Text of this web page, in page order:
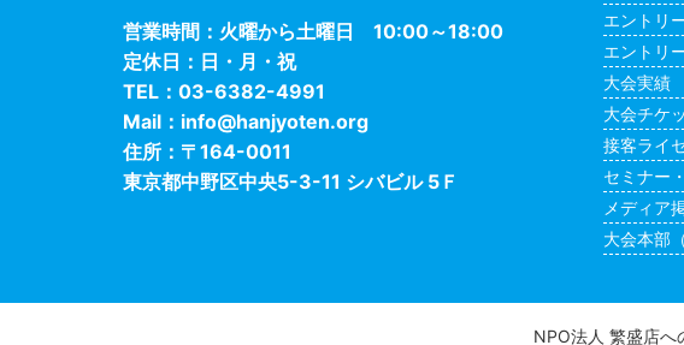
営業時間：火曜から土曜日 10:00～18:00
定休日：日・月・祝
TEL：03-6382-4991
Mail： info@hanjyoten.org
住所：〒164-0011
東京都中野区中央5-3-11 シバビル 5Ｆ
エントリ
エントリ
大会実績
大会チケ
接客ライ
セミナー
メディア
大会本部
NPO法人 繁盛店へ